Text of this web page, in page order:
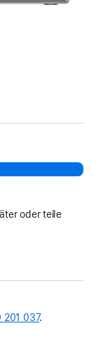
oder teile
201 037.